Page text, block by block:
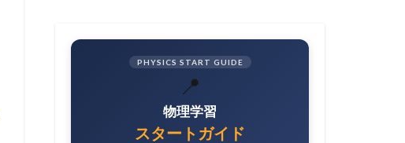
PHYSICS START GUIDE
📍
物理学習
スタートガイド